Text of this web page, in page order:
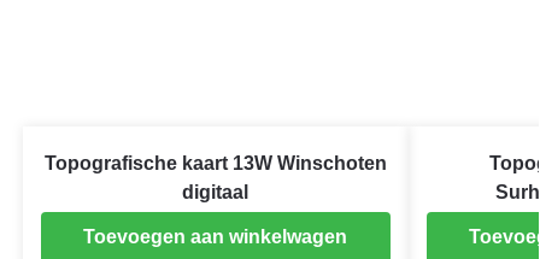
Topografische kaart 13W Winschoten
digitaal
Toevoegen aan winkelwagen